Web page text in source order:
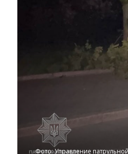
Фото: Управление